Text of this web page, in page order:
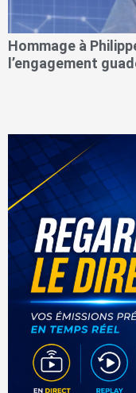
Hommage à
l’engagement